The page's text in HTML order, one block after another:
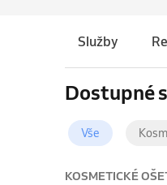
Služby
Dostupné
Vše
KOSMETICKÉ